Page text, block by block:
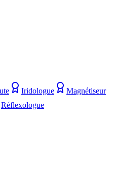
Iridologue
Magnétiseur
Réflexologue